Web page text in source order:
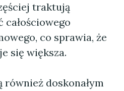
traktują
całościowego
co sprawia, że
się większa.
również doskonałym